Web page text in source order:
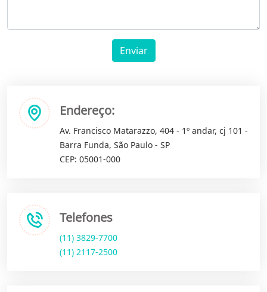
Enviar
Endereço:
Av. Francisco Matarazzo, 404 - 1º andar, cj 101 -
Barra Funda, São Paulo - SP
CEP: 05001-000
Telefones
(11) 3829-7700
(11) 2117-2500